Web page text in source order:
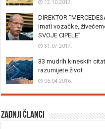
12.10.2017.
DIREKTOR
imati vozačke,
SVOJE CIPELE”
31.07.2017.
33 mudrih kineskih
razumijete život
06.04.2016.
Zadnji članci